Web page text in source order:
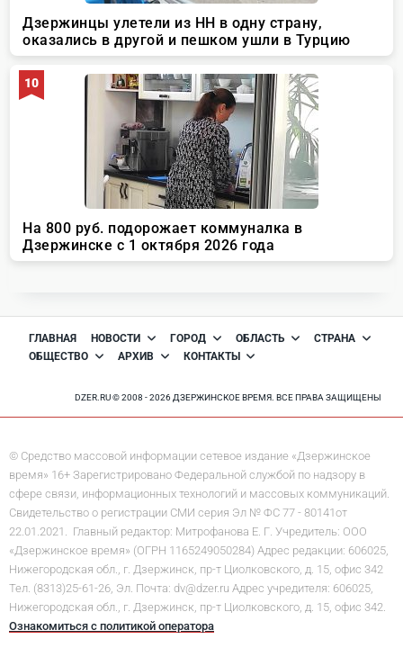
ГЛАВНАЯ НОВОСТИ ГОРОД ОБЛАСТЬ
СТРАНА
ОБЩЕСТВО
АРХИВ КОНТАКТЫ
DZER.RU © 2008 - 2026 ДЗЕРЖИНСКОЕ ВРЕМЯ. ВСЕ ПРАВА ЗАЩИЩЕНЫ
© Средство массовой информации сетевое издание «Дзержинское
время» 16+ Зарегистрировано Федеральной службой по надзору в
сфере связи, информационных технологий и массовых коммуникаций.
Свидетельство о регистрации СМИ серия Эл № ФС 77 - 80141от
22.01.2021. Главный редактор: Митрофанова Е. Г. Учредитель: ООО
«Дзержинское время» (ОГРН 1165249050284) Адрес редакции: 606025,
Нижегородская обл., г. Дзержинск, пр-т Циолковского, д. 15, офис 342
Тел. (8313)25-61-26, Эл. Почта: dv@dzer.ru Адрес учредителя: 606025,
Нижегородская обл., г. Дзержинск, пр-т Циолковского, д. 15, офис 342.
Ознакомиться с политикой оператора